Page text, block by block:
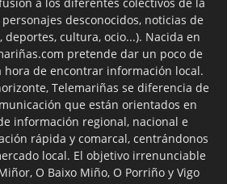
desconocidos, noticias de
deportes, cultura, ocio...). Nacida en
pretende dar un poco de
hora de encontrar información local.
Telemariñas se diferencia de
que están orientados en
información regional, nacional e
rápida y comarcal, centrándonos
local. El objetivo irrenunciable
O Baixo Miño, O Porriño y Vigo